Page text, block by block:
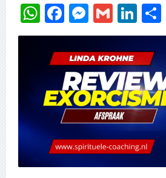
WhatsApp
Facebook
Gmail